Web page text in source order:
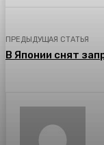
ПРЕДЫДУЩАЯ СТАТЬЯ
В Японии снят